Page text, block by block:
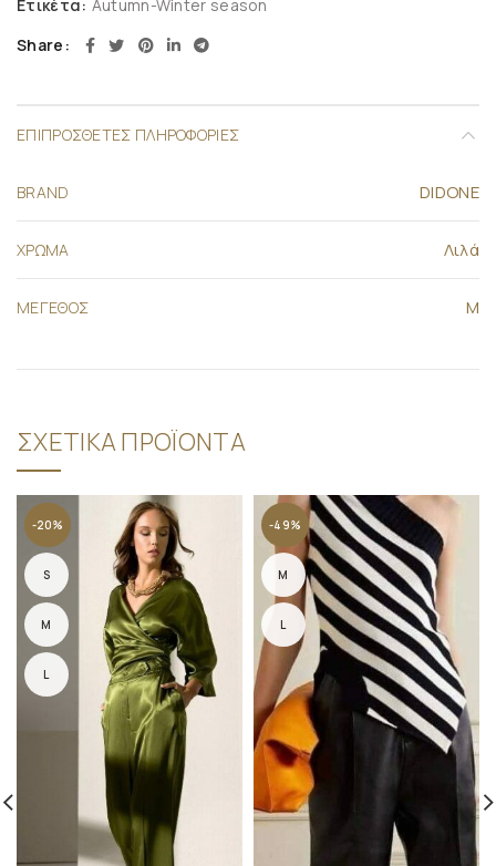
Ετικέτα: Autumn-Winter season
Share
ΕΠΙΠΡΌΣΘΕΤΕΣ ΠΛΗΡΟΦΟΡΊΕΣ
BRAND DIDONE
ΧΡΩΜΑ Λιλά
ΜΕΓΕΘΟΣ M
ΣΧΕΤΙΚΆ ΠΡΟΪΌΝΤΑ
-20%
S
M
L
-49%
M
L